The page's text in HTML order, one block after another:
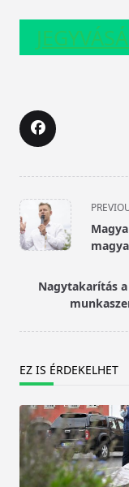
<span
class="nav-
subtitle
reader-
text">Page</
Nagytakarítás
EZ IS ÉRDEKELHET